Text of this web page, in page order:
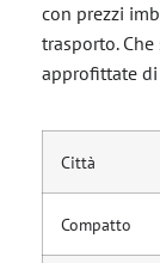
con prezzi
trasporto.
approfittate
Città
Compatto